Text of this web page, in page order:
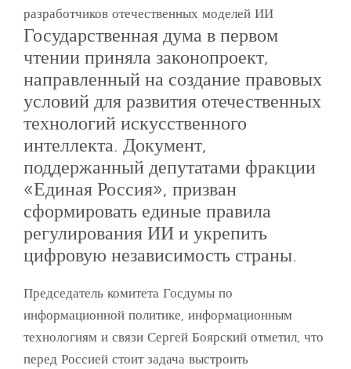
разработчиков отечественных моделей ИИ
Государственная дума в первом
чтении приняла законопроект,
направленный на создание правовых
условий для развития отечественных
технологий искусственного
интеллекта. Документ,
поддержанный депутатами фракции
«Единая Россия», призван
сформировать единые правила
регулирования ИИ и укрепить
цифровую независимость страны.
Председатель комитета Госдумы по
информационной политике, информационным
технологиям и связи Сергей Боярский отметил, что
перед Россией стоит задача выстроить